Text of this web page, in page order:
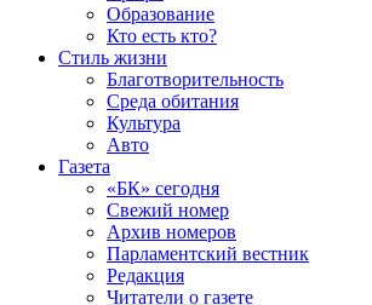
Образование
Кто есть кто?
Стиль жизни
Благотворительность
Среда обитания
Культура
Авто
Газета
«БК» сегодня
Свежий номер
Архив номеров
Парламентский вестник
Редакция
Читатели о газете